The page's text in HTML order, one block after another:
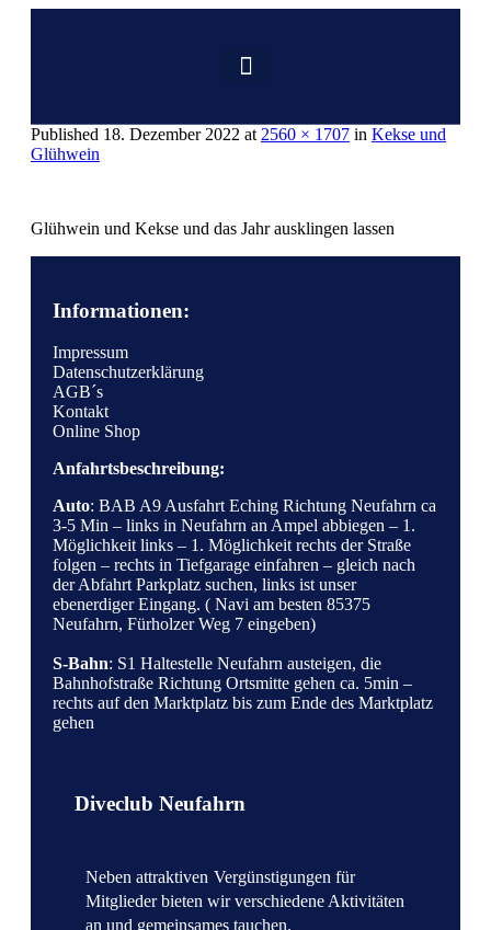
Published 18. Dezember 2022 at 2560 × 1707 in Kekse und
Glühwein
Glühwein und Kekse und das Jahr ausklingen lassen
Informationen:
Impressum
Datenschutzerklärung
AGB´s
Kontakt
Online Shop
Anfahrtsbeschreibung:
Auto: BAB A9 Ausfahrt Eching Richtung Neufahrn ca
3-5 Min – links in Neufahrn an Ampel abbiegen – 1.
Möglichkeit links – 1. Möglichkeit rechts der Straße
folgen – rechts in Tiefgarage einfahren – gleich nach
der Abfahrt Parkplatz suchen, links ist unser
ebenerdiger Eingang. ( Navi am besten 85375
Neufahrn, Fürholzer Weg 7 eingeben)
S-Bahn: S1 Haltestelle Neufahrn austeigen, die
Bahnhofstraße Richtung Ortsmitte gehen ca. 5min –
rechts auf den Marktplatz bis zum Ende des Marktplatz
gehen
Diveclub Neufahrn
Neben attraktiven Vergünstigungen für
Mitglieder bieten wir verschiedene Aktivitäten
an und gemeinsames tauchen.